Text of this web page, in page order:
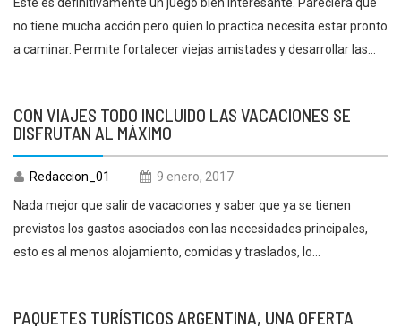
no tiene mucha acción pero quien lo practica necesita estar pronto
a caminar. Permite fortalecer viejas amistades y desarrollar las...
CON VIAJES TODO INCLUIDO LAS VACACIONES SE
DISFRUTAN AL MÁXIMO
Redaccion_01
9 enero, 2017
Nada mejor que salir de vacaciones y saber que ya se tienen
previstos los gastos asociados con las necesidades principales,
esto es al menos alojamiento, comidas y traslados, lo...
PAQUETES TURÍSTICOS ARGENTINA, UNA OFERTA